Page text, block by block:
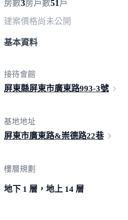
房數3房戶數51 戶
建案價格尚未公開
基本資料
接待會館
屏東縣屏東市廣東路993-3號
基地地址
屏東市廣東路&崇德路22巷
樓層規劃
地下 1 層，地上 14 層